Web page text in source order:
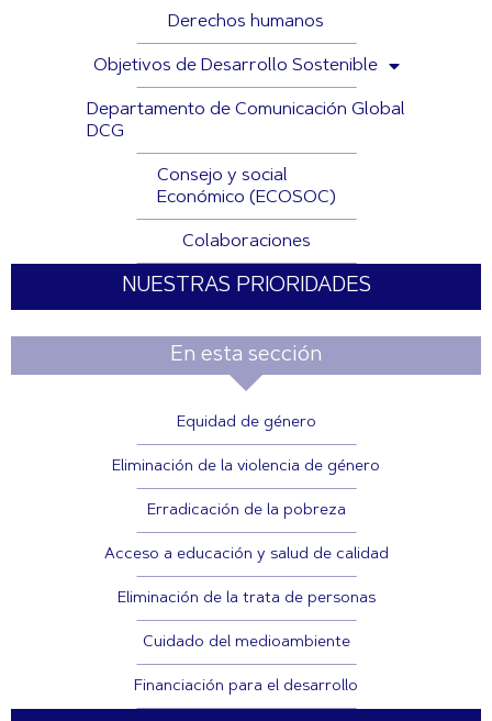
Derechos humanos
Objetivos de Desarrollo Sostenible
Departamento de Comunicación Global
DCG
Consejo y social
Económico (ECOSOC)
Colaboraciones
NUESTRAS PRIORIDADES
En esta sección
Equidad de género
Eliminación de la violencia de género
Erradicación de la pobreza
Acceso a educación y salud de calidad
Eliminación de la trata de personas
Cuidado del medioambiente
Financiación para el desarrollo